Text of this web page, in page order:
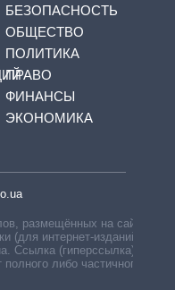
БЕЗОПАСНОСТЬ
ОБЩЕСТВО
ПОЛИТИКА
ПРАВО
ФИНАНСЫ
ЭКОНОМИКА
размещённых на сайте,
(для интернет-изданий —
Ссылка (гиперссылка)
либо частичного